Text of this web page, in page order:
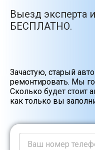
Выезд эксперта
БЕСПЛАТНО.
Зачастую, старый
ремонтировать. Мы
Сколько будет
как только вы